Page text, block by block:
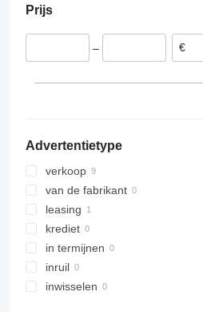
Sprinter 416
Sprinter 417
Prijs
–
Advertentietype
verkoop
van de fabrikant
leasing
krediet
in termijnen
inruil
inwisselen